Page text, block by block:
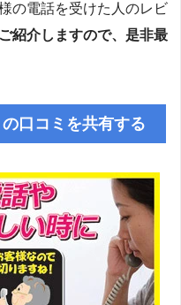
の電話を受けた人のレビ
紹介しますので、是非最
口コミを共有する